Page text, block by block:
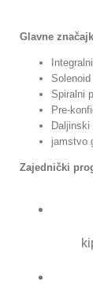
Glavne
Spiralni
Pre-
jamstvo
Zajednički